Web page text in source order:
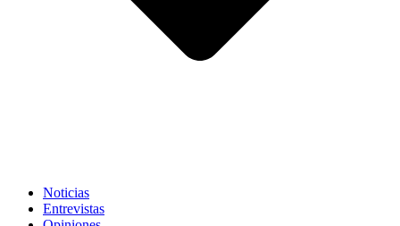
Noticias
Entrevistas